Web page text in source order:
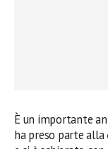
È un importante
ha preso parte alla